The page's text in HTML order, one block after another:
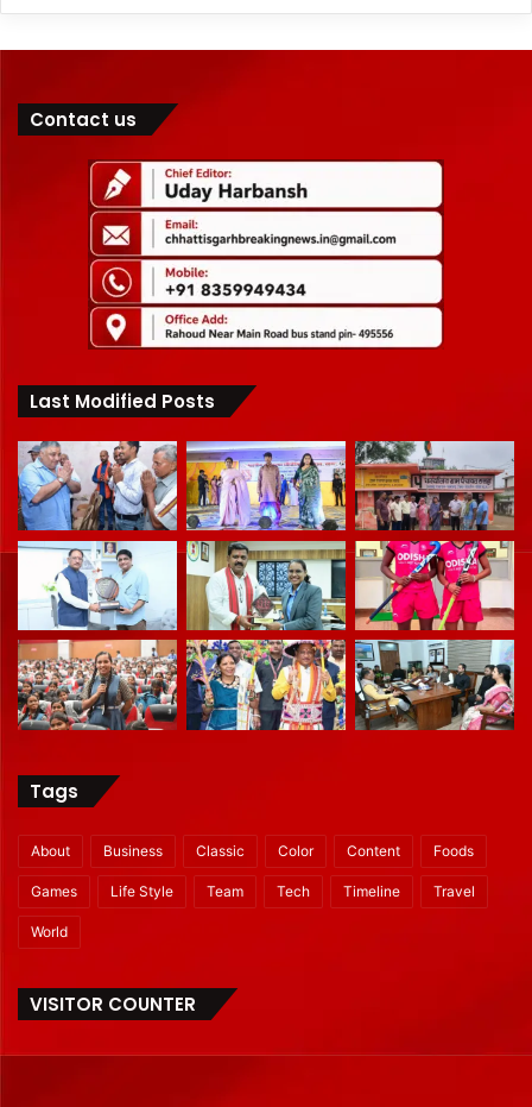
Contact us
Last Modified Posts
Tags
About Business Classic Color Content Foods
Games Life Style Team Tech Timeline Travel
World
VISITOR COUNTER